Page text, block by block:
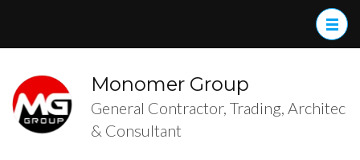
(Press
Enter)
Monomer Group
General Contractor, Trading, Architec
& Consultant